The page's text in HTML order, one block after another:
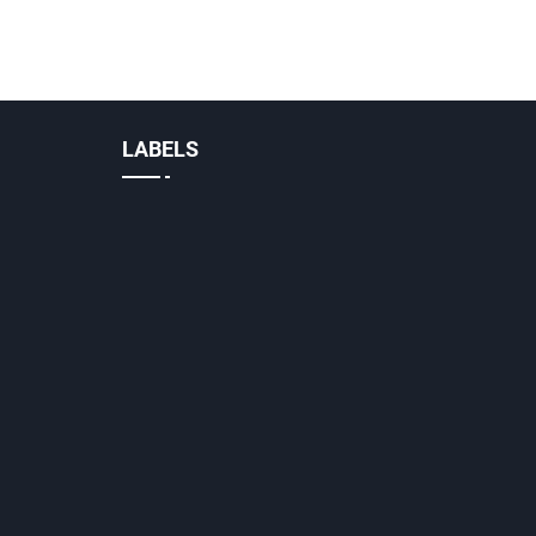
LABELS